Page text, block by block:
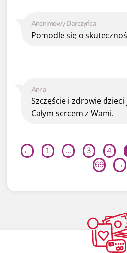
Anna
Szczęście i zdrowie
Całym sercem z Wami.
Anonimowy Darczyńca
Pomodlę się o
← 1 … 3 4
69
→